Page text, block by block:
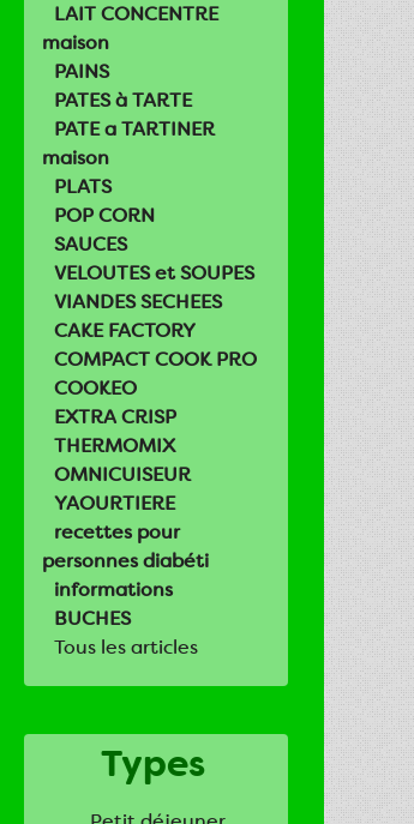
LAIT CONCENTRE
maison
PAINS
PATES à TARTE
PATE a TARTINER
maison
PLATS
POP CORN
SAUCES
VELOUTES et SOUPES
VIANDES SECHEES
CAKE FACTORY
COMPACT COOK PRO
COOKEO
EXTRA CRISP
THERMOMIX
OMNICUISEUR
YAOURTIERE
recettes pour
personnes diabéti
informations
BUCHES
Tous les articles
Types